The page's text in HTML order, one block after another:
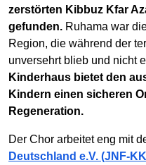
zerstörten Kibbuz Kfar
gefunden. Ruhama war
Region, die während der
unversehrt blieb und nicht
Kinderhaus bietet den
Kindern einen sicheren
Regeneration.
Der Chor arbeitet eng mit
Deutschland e.V. (JNF-